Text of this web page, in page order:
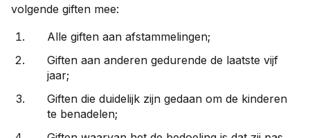
volgende giften mee:
Alle giften aan afstammelingen;
Giften aan anderen gedurende de laatste vijf
jaar;
Giften die duidelijk zijn gedaan om de kinderen
te benadelen;